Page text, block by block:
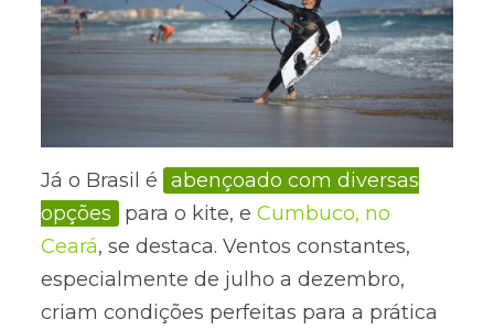
Já o Brasil é abençoado com diversas
opções
para o kite, e Cumbuco, no
Ceará, se destaca. Ventos constantes,
especialmente de julho a dezembro,
criam condições perfeitas para a prática